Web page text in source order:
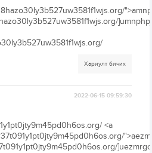
Хариулт бичих
2022-06-15 09:59:30
<a